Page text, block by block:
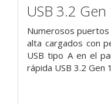
USB 3.2
Numerosos puertos
alta cargados con
USB tipo A en el
rápida USB 3.2 Gen